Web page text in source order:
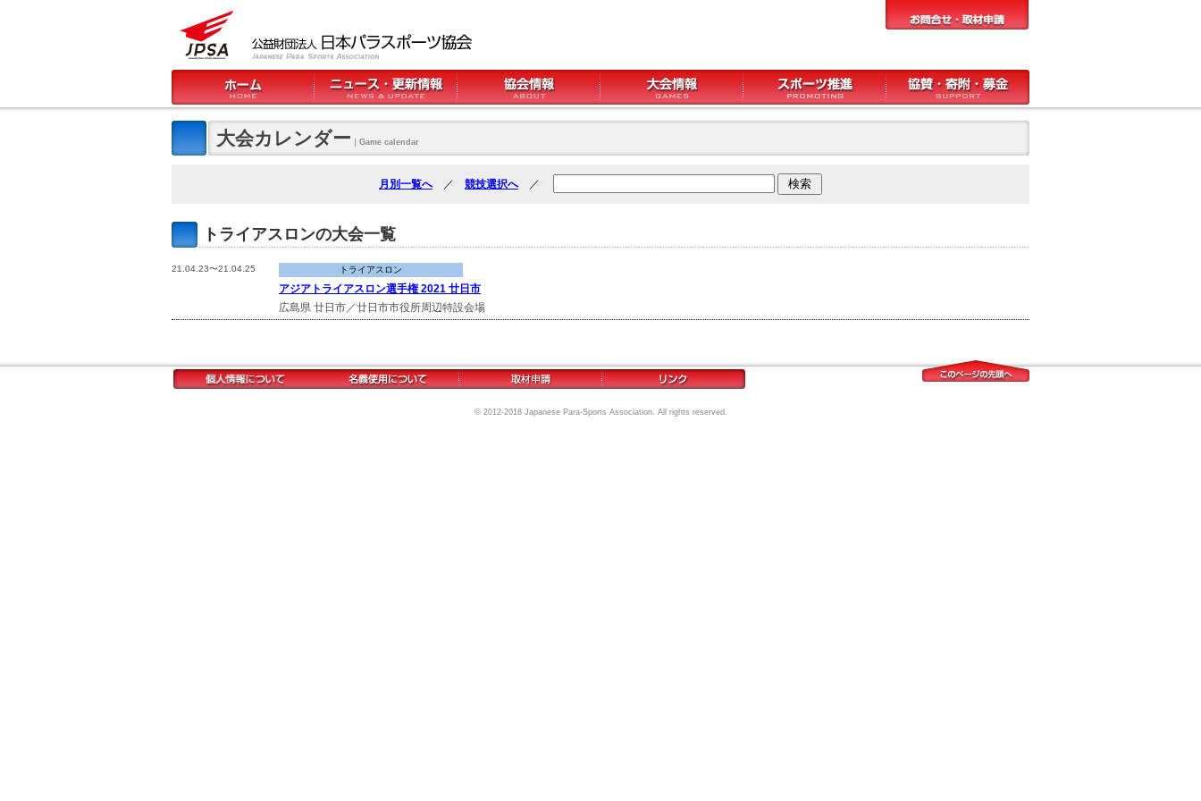
大会カレンダー ｜Game calendar
月別一覧へ／ 競技選択へ／
トライアスロンの大会一覧
21.04.23〜21.04.25 トライアスロン
アジアトライアスロン選手権 2021 廿日市
広島県 廿日市／廿日市市役所周辺特設会場
© 2012-2018 Japanese Para-Sports Association. All rights reserved.